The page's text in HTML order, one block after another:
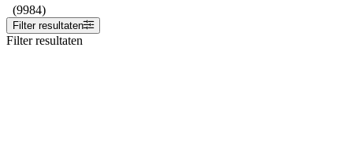
(9984)
Filter resultaten
Filter resultaten